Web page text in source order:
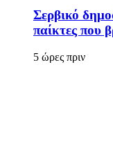
Σερβικό
παίκτες που
5 ώρες πριν